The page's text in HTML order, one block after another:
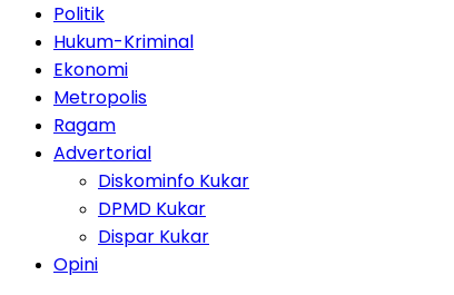
Politik
Hukum-Kriminal
Ekonomi
Metropolis
Ragam
Advertorial
Diskominfo Kukar
DPMD Kukar
Dispar Kukar
Opini